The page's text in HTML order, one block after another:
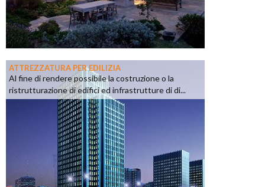
ATTREZZATURA PER EDILIZIA
Al fine di rendere possibile la costruzione o la
ristrutturazione di edifici ed infrastrutture di di...